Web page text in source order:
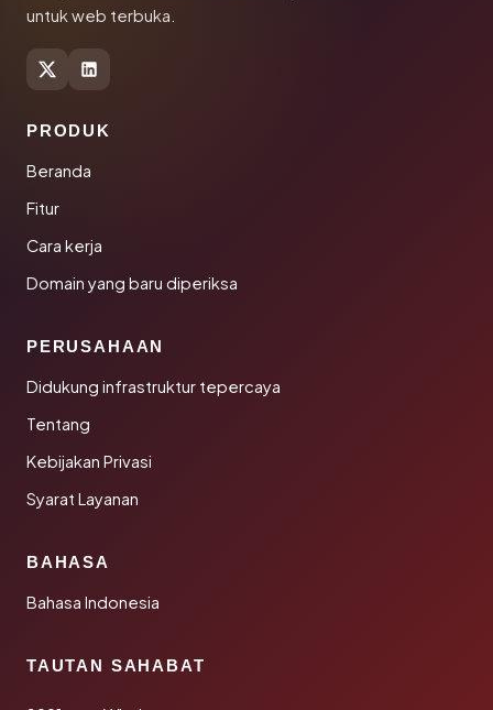
untuk web terbuka.
PRODUK
Beranda
Fitur
Cara kerja
Domain yang baru diperiksa
PERUSAHAAN
Didukung infrastruktur tepercaya
Tentang
Kebijakan Privasi
Syarat Layanan
BAHASA
Bahasa Indonesia
TAUTAN SAHABAT